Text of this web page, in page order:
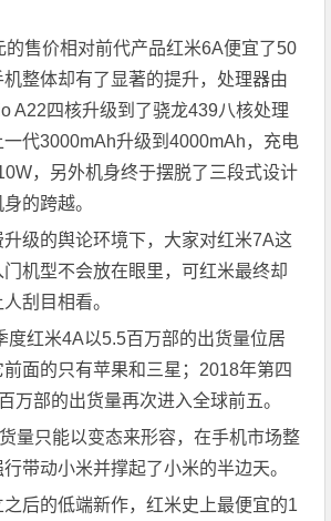
的售价相对前代产品红米6A便宜了50
整体却有了显著的提升，处理器由
A22四核升级到了骁龙439八核处理
代3000mAh升级到4000mAh，充电
，另外机身终于摆脱了三段式设计
的跨越。
级的舆论环境下，大家对红米7A这
机型不会放在眼里，可红米最终却
刮目相看。
度红米4A以5.5百万部的出货量位居
面的只有苹果和三星；2018年第四
万部的出货量再次进入全球前五。
量只能以变态来形容，在手机市场整
带动小米并撑起了小米的半边天。
后的低端新作，红米史上最便宜的1